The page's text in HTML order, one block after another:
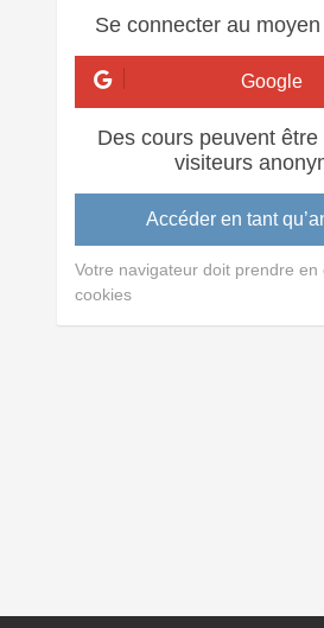
Se connecter au
Google
Des cours peuvent
visiteurs
Accéder en tant
Votre navigateur doit prendre en
cookies